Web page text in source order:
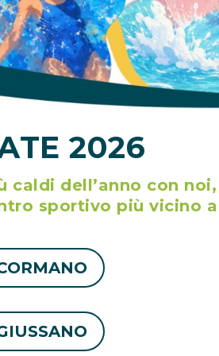
2026
caldi dell’anno con noi,
sportivo più vicino